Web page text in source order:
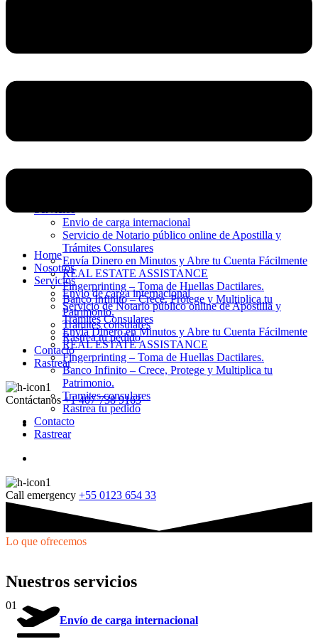
Envio de carga internacional
Servicio de Notario público online de Apostilla y
Trámites Consulares
Envía Dinero en Minutos y Abre tu Cuenta Fácilmente
REAL ESTATE ASSISTANCE
Fingerprinting – Toma de Huellas Dactilares.
Banco Infinito – Crece, Protege y Multiplica tu
Patrimonio.
Tramites consulares
Rastrea tu pedido
Contacto
Rastrear
Contáctanos +1 407 738 9163
Home
Nosotros
Servicios
Envio de carga internacional
Servicio de Notario público online de Apostilla y
Trámites Consulares
Envía Dinero en Minutos y Abre tu Cuenta Fácilmente
REAL ESTATE ASSISTANCE
Fingerprinting – Toma de Huellas Dactilares.
Banco Infinito – Crece, Protege y Multiplica tu
Patrimonio.
Tramites consulares
Rastrea tu pedido
Contacto
Rastrear
Call emergency +55 0123 654 33
Lo que ofrecemos
Nuestros servicios
01
Envío de carga internacional